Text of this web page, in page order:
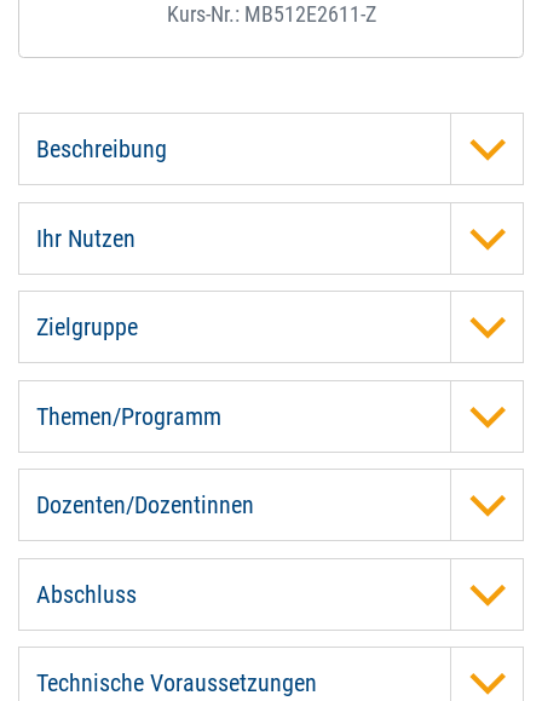
Kurs-Nr.: MB512E2611-Z
Beschreibung
Ihr Nutzen
Zielgruppe
Themen/Programm
Dozenten/Dozentinnen
Abschluss
Technische Voraussetzungen